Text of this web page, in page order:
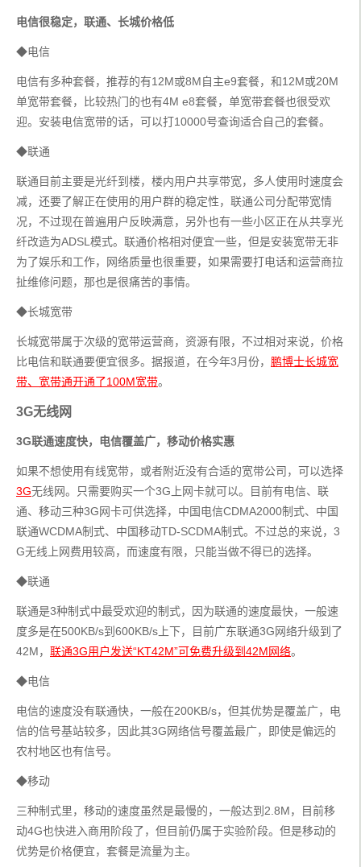
电信很稳定，联通、长城价格低
◆电信
电信有多种套餐，推荐的有12M或8M自主e9套餐，和12M或20M
单宽带套餐，比较热门的也有4M e8套餐，单宽带套餐也很受欢
迎。安装电信宽带的话，可以打10000号查询适合自己的套餐。
◆联通
联通目前主要是光纤到楼，楼内用户共享带宽，多人使用时速度会
减，还要了解正在使用的用户群的稳定性，联通公司分配带宽情
况，不过现在普遍用户反映满意，另外也有一些小区正在从共享光
纤改造为ADSL模式。联通价格相对便宜一些，但是安装宽带无非
为了娱乐和工作，网络质量也很重要，如果需要打电话和运营商拉
扯维修问题，那也是很痛苦的事情。
◆长城宽带
长城宽带属于次级的宽带运营商，资源有限，不过相对来说，价格
比电信和联通要便宜很多。据报道，在今年3月份， 鹏博士长城宽
带、宽带通开通了100M宽带。
3G无线网
3G联通速度快，电信覆盖广，移动价格实惠
如果不想使用有线宽带，或者附近没有合适的宽带公司，可以选择
3G无线网。只需要购买一个3G上网卡就可以。目前有电信、联
通、移动三种3G网卡可供选择，中国电信CDMA2000制式、中国
联通WCDMA制式、中国移动TD-SCDMA制式。不过总的来说，3
G无线上网费用较高，而速度有限，只能当做不得已的选择。
◆联通
联通是3种制式中最受欢迎的制式，因为联通的速度最快，一般速
度多是在500KB/s到600KB/s上下，目前广东联通3G网络升级到了
42M， 联通3G用户发送“KT42M”可免费升级到42M网络。
◆电信
电信的速度没有联通快，一般在200KB/s，但其优势是覆盖广，电
信的信号基站较多，因此其3G网络信号覆盖最广，即使是偏远的
农村地区也有信号。
◆移动
三种制式里，移动的速度虽然是最慢的，一般达到2.8M，目前移
动4G也快进入商用阶段了，但目前仍属于实验阶段。但是移动的
优势是价格便宜，套餐是流量为主。